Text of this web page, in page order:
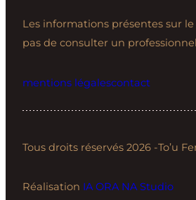
Les informations présentes sur
pas de consulter un professionnel
mentions légalescontact
Tous droits réservés 2026 -To’u
Réalisation IA ORA NA Studio